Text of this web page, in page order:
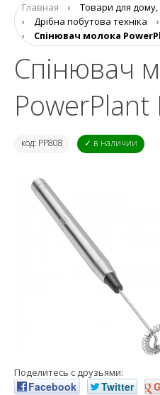
Главная ›
Товари для дому,
›
Дрібна побутова техніка ›
›
Спінювач молока
Спінювач
PowerPlant
код: PP808 ✓ в наличии
Поделитесь с друзьями:
Facebook Twitter